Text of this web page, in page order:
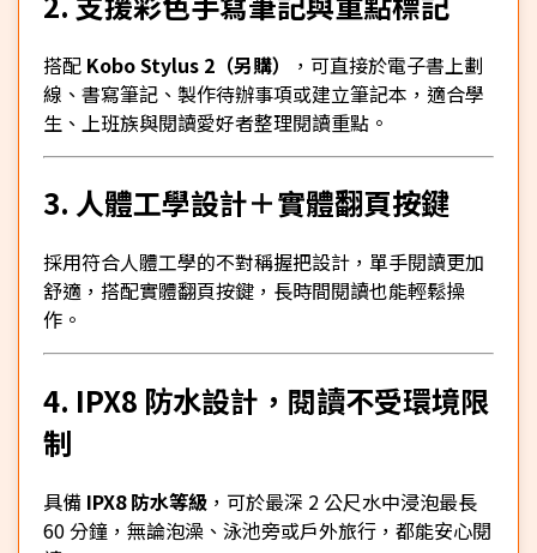
搭配 Kobo Stylus 2（另購）
，可直接於電子書上劃
線、書寫筆記、製作待辦事項或建立筆記本，適合學
生、上班族與閱讀愛好者整理閱讀重點。
3. 人體工學設計＋實體翻頁按鍵
採用符合人體工學的不對稱握把設計，單手閱讀更加
舒適，搭配實體翻頁按鍵，長時間閱讀也能輕鬆操
作。
4. IPX8 防水設計，閱讀不受環境限
制
具備 IPX8 防水等級 ，可於最深 2 公尺水中浸泡最長
60 分鐘，無論泡澡、泳池旁或戶外旅行，都能安心閱